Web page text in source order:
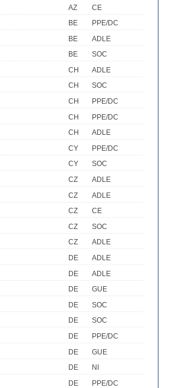
AZ
CE
BE
PPE/DC
BE
ADLE
BE
SOC
CH
ADLE
CH
SOC
CH
PPE/DC
CH
PPE/DC
CH
ADLE
CY
PPE/DC
CY
SOC
CZ
ADLE
CZ
ADLE
CZ
CE
CZ
SOC
CZ
ADLE
DE
ADLE
DE
ADLE
DE
GUE
DE
SOC
DE
SOC
DE
PPE/DC
DE
GUE
DE
NI
DE
PPE/DC